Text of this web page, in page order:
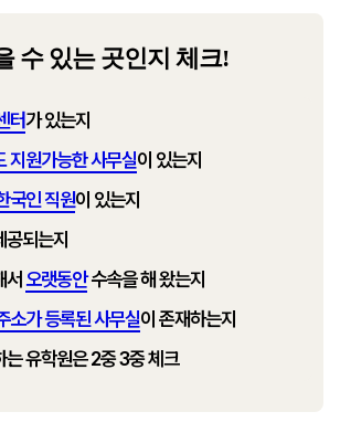
수 있는 곳인지 체크!
터가 있는지
지원가능한 사무실이 있는지
국인 직원이 있는지
공되는지
서 오랫동안수속을 해 왔는지
소가 등록된 사무실이 존재하는지
유학원은 2중 3중 체크